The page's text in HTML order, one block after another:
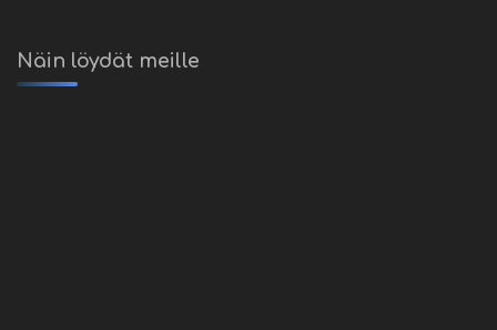
Näin löydät meille